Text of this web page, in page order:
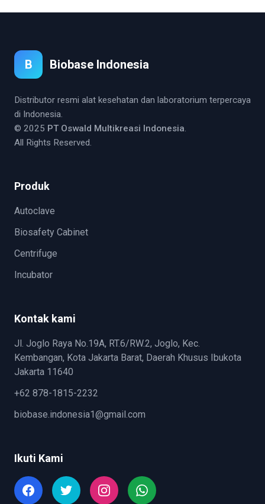
B Biobase Indonesia
Distributor resmi alat kesehatan dan laboratorium terpercaya
di Indonesia.
© 2025 PT Oswald Multikreasi Indonesia.
All Rights Reserved.
Produk
Autoclave
Biosafety Cabinet
Centrifuge
Incubator
Kontak kami
Jl. Joglo Raya No.19A, RT.6/RW.2, Joglo, Kec.
Kembangan, Kota Jakarta Barat, Daerah Khusus Ibukota
Jakarta 11640
+62 878-1815-2232
biobase.indonesia1@gmail.com
Ikuti Kami